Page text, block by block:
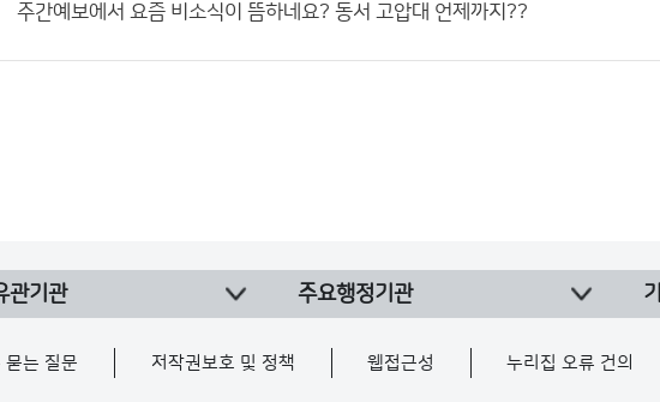
주간예보에서 요즘 비소식이 뜸하네요? 동서 고압대 언제까지??
관기관 주요행정기관
묻는 질문 저작권보호 및 정책 웹접근성 누리집 오류 건의